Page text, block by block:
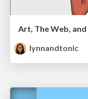
Art, The Web,
lynnandtonic